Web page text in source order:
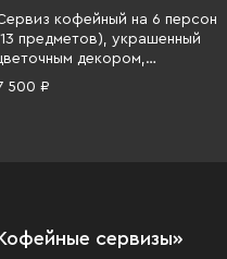
кофейный на 6 персон
предметов), украшенный
декором,
фарфоровый
500 ₽
сервизы»